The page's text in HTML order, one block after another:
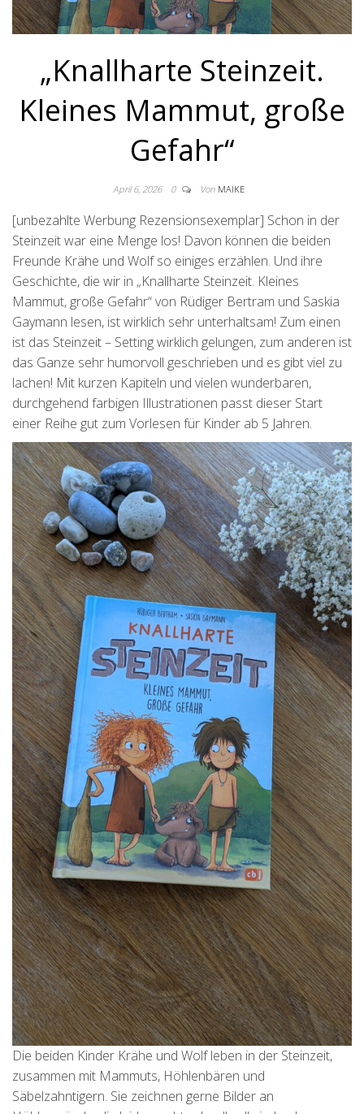
„Knallharte Steinzeit.
Kleines Mammut, große
Gefahr“
April 6, 2026 0 Von MAIKE
[unbezahlte Werbung Rezensionsexemplar] Schon in der
Steinzeit war eine Menge los! Davon können die beiden
Freunde Krähe und Wolf so einiges erzählen. Und ihre
Geschichte, die wir in „Knallharte Steinzeit. Kleines
Mammut, große Gefahr“ von Rüdiger Bertram und Saskia
Gaymann lesen, ist wirklich sehr unterhaltsam! Zum einen
ist das Steinzeit – Setting wirklich gelungen, zum anderen ist
das Ganze sehr humorvoll geschrieben und es gibt viel zu
lachen! Mit kurzen Kapiteln und vielen wunderbaren,
durchgehend farbigen Illustrationen passt dieser Start
einer Reihe gut zum Vorlesen für Kinder ab 5 Jahren.
Die beiden Kinder Krähe und Wolf leben in der Steinzeit,
zusammen mit Mammuts, Höhlenbären und
Säbelzahntigern. Sie zeichnen gerne Bilder an